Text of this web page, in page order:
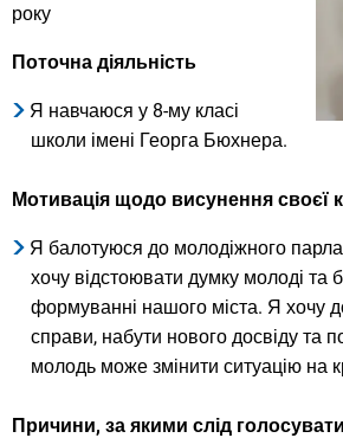
року
Поточна діяльність
Я навчаюся у 8-му класі
школи імені Георга Бюхнера.
Мотивація щодо висунення своєї
Я балотуюся до молодіжного
хочу відстоювати думку молоді та
формуванні нашого міста. Я хочу
справи, набути нового досвіду та
молодь може змінити ситуацію на
Причини, за якими слід